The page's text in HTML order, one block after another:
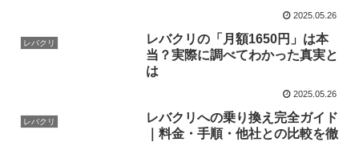
2025.05.26
レバクリ
レバクリの「月額1650円」は本
当？実際に調べてわかった真実と
は
2025.05.26
レバクリ
レバクリへの乗り換え完全ガイド
｜料金・手順・他社との比較を徹